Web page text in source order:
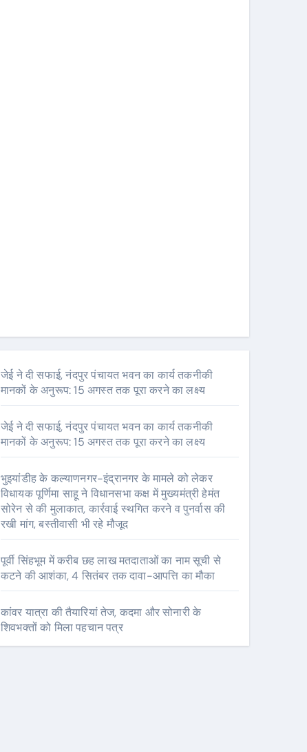
जेई ने दी सफाई, नंदपुर पंचायत भवन का कार्य तकनीकी
मानकों के अनुरूप: 15 अगस्त तक पूरा करने का लक्ष्य
जेई ने दी सफाई, नंदपुर पंचायत भवन का कार्य तकनीकी
मानकों के अनुरूप: 15 अगस्त तक पूरा करने का लक्ष्य
भुइयांडीह के कल्याणनगर-इंद्रानगर के मामले को लेकर
विधायक पूर्णिमा साहू ने विधानसभा कक्ष में मुख्यमंत्री हेमंत
सोरेन से की मुलाकात, कार्रवाई स्थगित करने व पुनर्वास की
रखी मांग, बस्तीवासी भी रहे मौजूद
पूर्वी सिंहभूम में करीब छह लाख मतदाताओं का नाम सूची से
कटने की आशंका, 4 सितंबर तक दावा-आपत्ति का मौका
कांवर यात्रा की तैयारियां तेज, कदमा और सोनारी के
शिवभक्तों को मिला पहचान पत्र